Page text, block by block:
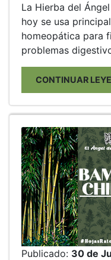
La Hierba del
hoy se usa
homeopática para
problemas
CONTINUAR
Publicado: 30 de